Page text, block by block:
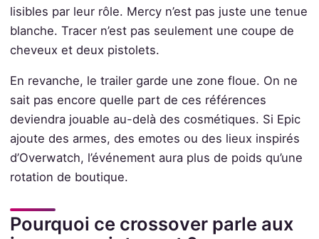
lisibles par leur rôle. Mercy n’est pas juste une tenue
blanche. Tracer n’est pas seulement une coupe de
cheveux et deux pistolets.
En revanche, le trailer garde une zone floue. On ne
sait pas encore quelle part de ces références
deviendra jouable au-delà des cosmétiques. Si Epic
ajoute des armes, des emotes ou des lieux inspirés
d’Overwatch, l’événement aura plus de poids qu’une
rotation de boutique.
Pourquoi ce crossover parle aux